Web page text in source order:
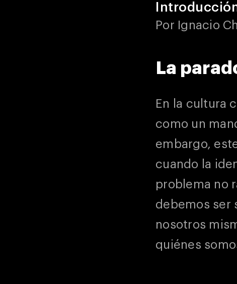
Por Ignacio
La
En la cultura
como un
embargo,
cuando la
problema no
debemos ser
nosotros
quiénes